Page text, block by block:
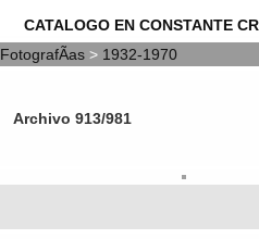
CATALOGO EN CONSTANTE
FotografÃ­as > 1932-1970
Archivo 913/981